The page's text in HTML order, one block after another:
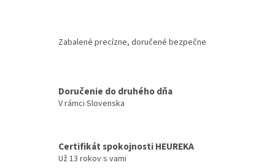
Zabalené precízne, doručené bezpečne
Doručenie do druhého dňa
V rámci Slovenska
Certifikát spokojnosti HEUREKA
Už 13 rokov s vami